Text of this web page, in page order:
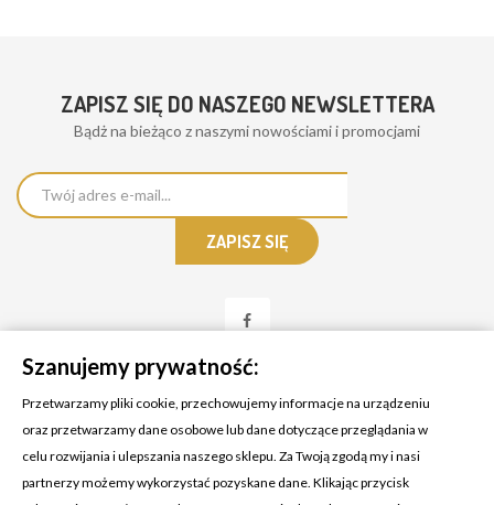
ZAPISZ SIĘ DO NASZEGO NEWSLETTERA
Bądż na bieżąco z naszymi nowościami i promocjami
KONTAKT Z NAMI
Szanujemy prywatność:
Przetwarzamy pliki cookie, przechowujemy informacje na urządzeniu
oraz przetwarzamy dane osobowe lub dane dotyczące przeglądania w
celu rozwijania i ulepszania naszego sklepu. Za Twoją zgodą my i nasi
partnerzy możemy wykorzystać pozyskane dane. Klikając przycisk